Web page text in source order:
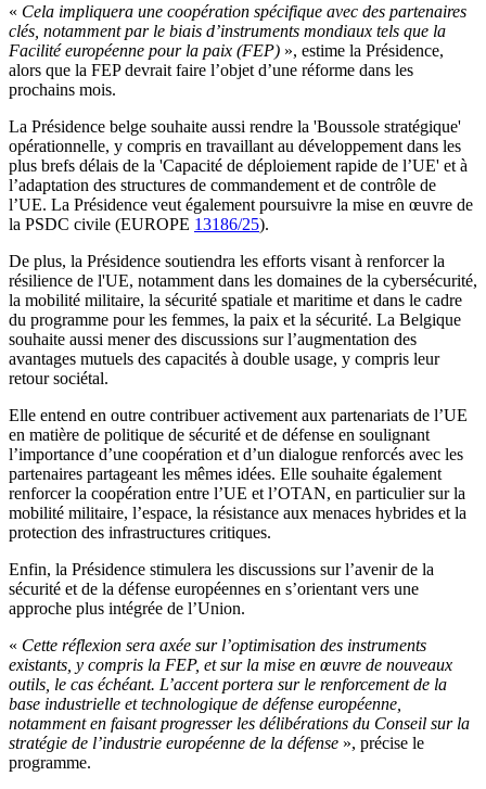
« Cela impliquera une coopération spécifique avec des partenaires
clés, notamment par le biais d’instruments mondiaux tels que la
Facilité européenne pour la paix (FEP) », estime la Présidence,
alors que la FEP devrait faire l’objet d’une réforme dans les
prochains mois.
La Présidence belge souhaite aussi rendre la 'Boussole stratégique'
opérationnelle, y compris en travaillant au développement dans les
plus brefs délais de la 'Capacité de déploiement rapide de l’UE' et à
l’adaptation des structures de commandement et de contrôle de
l’UE. La Présidence veut également poursuivre la mise en œuvre de
la PSDC civile (EUROPE 13186/25).
De plus, la Présidence soutiendra les efforts visant à renforcer la
résilience de l'UE, notamment dans les domaines de la cybersécurité,
la mobilité militaire, la sécurité spatiale et maritime et dans le cadre
du programme pour les femmes, la paix et la sécurité. La Belgique
souhaite aussi mener des discussions sur l’augmentation des
avantages mutuels des capacités à double usage, y compris leur
retour sociétal.
Elle entend en outre contribuer activement aux partenariats de l’UE
en matière de politique de sécurité et de défense en soulignant
l’importance d’une coopération et d’un dialogue renforcés avec les
partenaires partageant les mêmes idées. Elle souhaite également
renforcer la coopération entre l’UE et l’OTAN, en particulier sur la
mobilité militaire, l’espace, la résistance aux menaces hybrides et la
protection des infrastructures critiques.
Enfin, la Présidence stimulera les discussions sur l’avenir de la
sécurité et de la défense européennes en s’orientant vers une
approche plus intégrée de l’Union.
« Cette réflexion sera axée sur l’optimisation des instruments
existants, y compris la FEP, et sur la mise en œuvre de nouveaux
outils, le cas échéant. L’accent portera sur le renforcement de la
base industrielle et technologique de défense européenne,
notamment en faisant progresser les délibérations du Conseil sur la
stratégie de l’industrie européenne de la défense », précise le
programme.